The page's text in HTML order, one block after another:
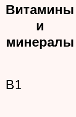
Витамины
и
минералы
В1